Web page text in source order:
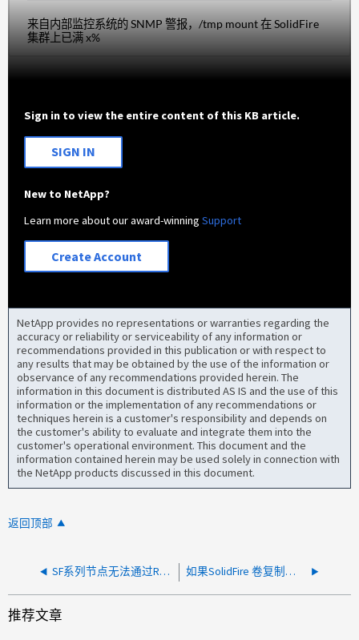
来自内部监控系统的 SNMP 警报，/tmp mount 在 SolidFire
集群上已满 x%
Sign in to view the entire content of this KB article.
SIGN IN
New to NetApp?
Learn more about our award-winningSupport
Create Account
NetApp provides no representations or warranties regarding the
accuracy or reliability or serviceability of any information or
recommendations provided in this publication or with respect to
any results that may be obtained by the use of the information or
observance of any recommendations provided herein. The
information in this document is distributed AS IS and the use of this
information or the implementation of any recommendations or
techniques herein is a customer's responsibility and depends on
the customer's ability to evaluate and integrate them into the
customer's operational environment. This document and the
information contained herein may be used solely in connection with
the NetApp products discussed in this document.
返回顶部
SF系列节点无法通过RTFI："无法解锁插槽x中的驱动器" 如果SolidFire 卷复制类型为仅Snapshot、则SRM/SRA测试故障转移将失败
推荐文章